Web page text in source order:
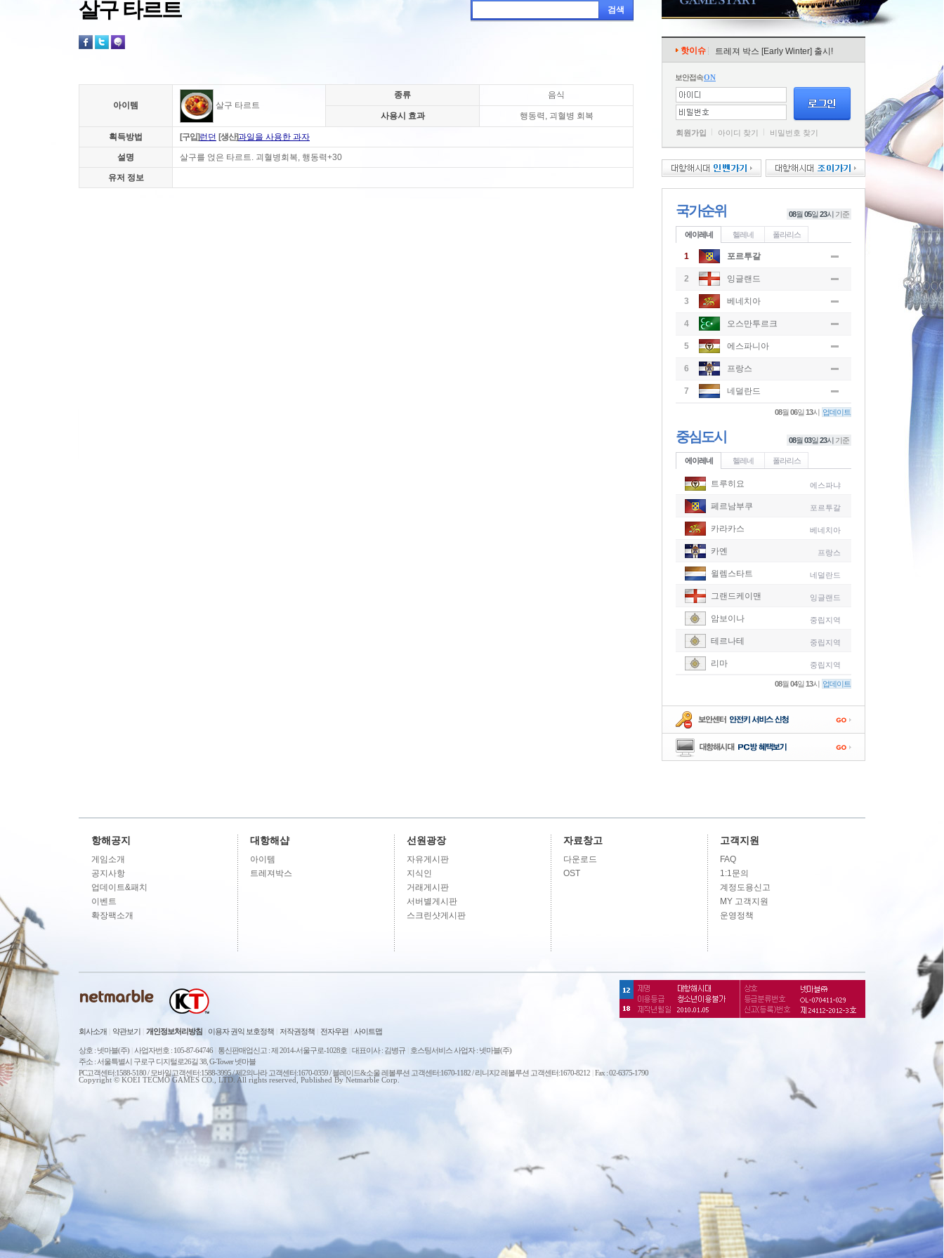
살구 타르트 검색
아이템 살구 타르트
종류 음식
사용시 효과 행동력, 괴혈병 회복
획득방법 [구입]런던 [생산]과일을 사용한 과자
설명 살구를 얹은 타르트. 괴혈병회복, 행동력+30
유저 정보
핫이슈 트레져 박스 [Early Winter] 출시!
보안접속ON
회원가입 아이디 찾기 비밀번호 찾기
국가순위 08월 05일 23시 기준
에이레네 헬레네 폴라리스
1 포르투갈
2 잉글랜드
3 베네치아
4 오스만투르크
5 에스파니아
6 프랑스
-
7 네덜란드
08월06일13시 업데이트
중심도시 08월 03일 23시 기준
에이레네 헬레네 폴라리스
트루히요 에스파냐
페르남부쿠 포르투갈
카라카스 베네치아
카옌 프랑스
윌렘스타트 네덜란드
그랜드케이맨 잉글랜드
암보이나 중립지역
테르나테 중립지역
리마 중립지역
08월04일13시 업데이트
항해공지
게임소개
공지사항
업데이트&패치
이벤트
확장팩소개
대항해샵
아이템
트레져박스
선원광장
자유게시판
지식인
거래게시판
서버별게시판
스크린샷게시판
자료창고
다운로드
OST
고객지원
FAQ
1:1문의
계정도용신고
MY 고객지원
운영정책
회사소개 약관보기 개인정보처리방침 이용자 권익 보호정책 저작권정책 전자우편 사이트맵
상호 : 넷마블(주) 사업자번호 : 105-87-64746 통신판매업신고 : 제 2014-서울구로-1028호 대표이사 : 김병규
호스팅서비스 사업자 : 넷마블(주)
주소 : 서울특별시 구로구 디지털로26길 38, G-Tower 넷마블
PC고객센터:1588-5180 / 모바일고객센터:1588-3995 / 제2의나라 고객센터:1670-0359 / 블레이드&소울 레볼루션 고객센터:1670-1182 / 리니지2 레볼루션 고객센터:1670-8212 Fax : 02-6375-1790
Copyright © KOEI TECMO GAMES CO., LTD. All rights reserved, Published By Netmarble Corp.